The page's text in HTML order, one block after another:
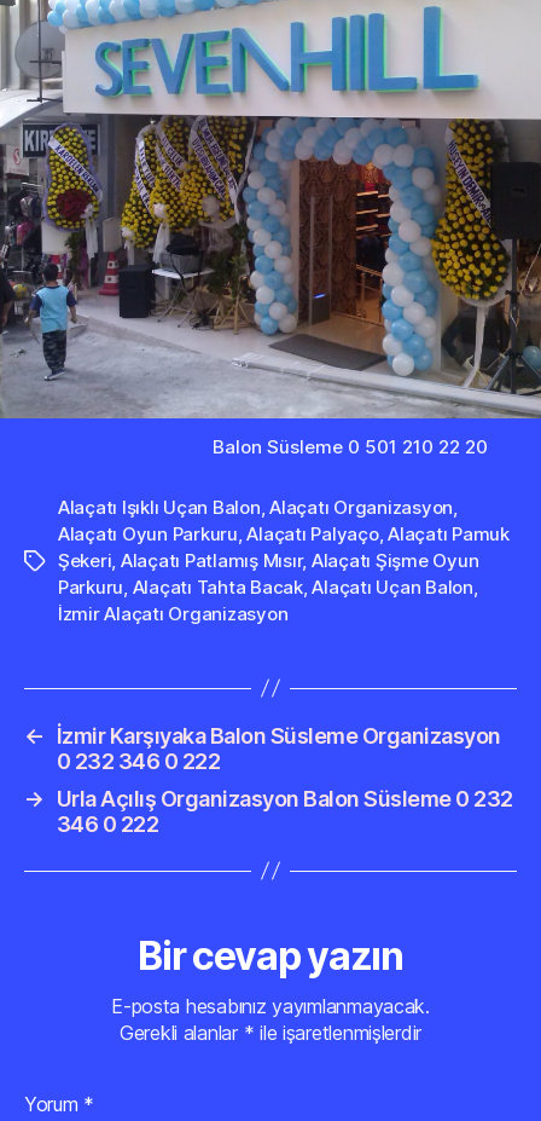
Balon Süsleme 0 501 210 22 20
Etiketler
Alaçatı Işıklı Uçan Balon,Alaçatı Organizasyon,
Alaçatı Oyun Parkuru,Alaçatı Palyaço,Alaçatı Pamuk
Şekeri, Alaçatı Patlamış Mısır, Alaçatı Şişme Oyun
Parkuru, Alaçatı Tahta Bacak,Alaçatı Uçan Balon,
İzmir Alaçatı Organizasyon
←
İzmir Karşıyaka Balon Süsleme Organizasyon
0 232 346 0 222
→
Urla Açılış Organizasyon Balon Süsleme 0 232
346 0 222
Bir cevap yazın
E-posta hesabınız yayımlanmayacak.
Gerekli alanlar * ile işaretlenmişlerdir
Yorum *